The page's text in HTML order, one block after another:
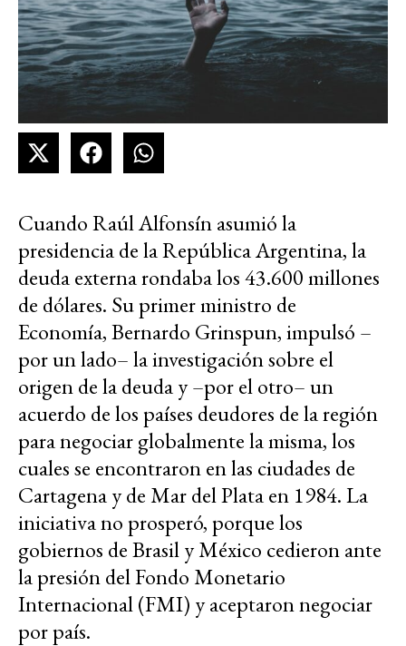
Cuando Raúl Alfonsín asumió la
presidencia de la República Argentina, la
deuda externa rondaba los 43.600 millones
de dólares. Su primer ministro de
Economía, Bernardo Grinspun, impulsó –
por un lado– la investigación sobre el
origen de la deuda y –por el otro– un
acuerdo de los países deudores de la región
para negociar globalmente la misma, los
cuales se encontraron en las ciudades de
Cartagena y de Mar del Plata en 1984. La
iniciativa no prosperó, porque los
gobiernos de Brasil y México cedieron ante
la presión del Fondo Monetario
Internacional (FMI) y aceptaron negociar
por país.